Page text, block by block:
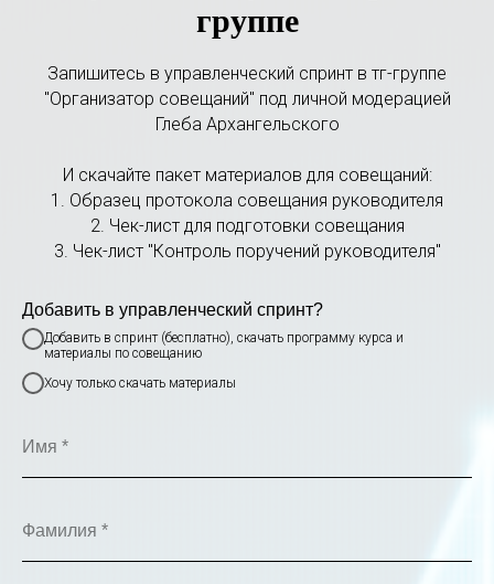
группе
Запишитесь в управленческий спринт в тг-группе
"Организатор совещаний" под личной модерацией
Глеба Архангельского
И скачайте пакет материалов для совещаний:
1. Образец протокола совещания руководителя
2. Чек-лист для подготовки совещания
3. Чек-лист "Контроль поручений руководителя"
Добавить в управленческий спринт?
Добавить в спринт (бесплатно), скачать программу курса и
материалы по совещанию
Хочу только скачать материалы